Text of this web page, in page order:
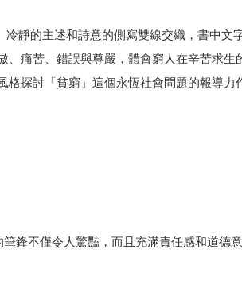
靜的主述和詩意的側寫雙線交織，書中文
痛苦、錯誤與尊嚴，體會窮人在辛苦求生
探討「貧窮」這個永恆社會問題的報導力
鋒不僅令人驚豔，而且充滿責任感和道德